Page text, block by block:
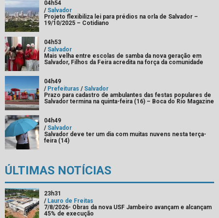
04h54
/ Salvador
Projeto flexibiliza lei para prédios na orla de Salvador –
19/10/2025 – Cotidiano
04h53
/ Salvador
Mais velha entre escolas de samba da nova geração em
Salvador, Filhos da Feira acredita na força da comunidade
04h49
/ Prefeituras / Salvador
Prazo para cadastro de ambulantes das festas populares de
Salvador termina na quinta-feira (16) – Boca do Rio Magazine
04h49
/ Salvador
Salvador deve ter um dia com muitas nuvens nesta terça-
feira (14)
ÚLTIMAS NOTÍCIAS
23h31
/ Lauro de Freitas
7/8/2026- Obras da nova USF Jambeiro avançam e alcançam
45% de execução